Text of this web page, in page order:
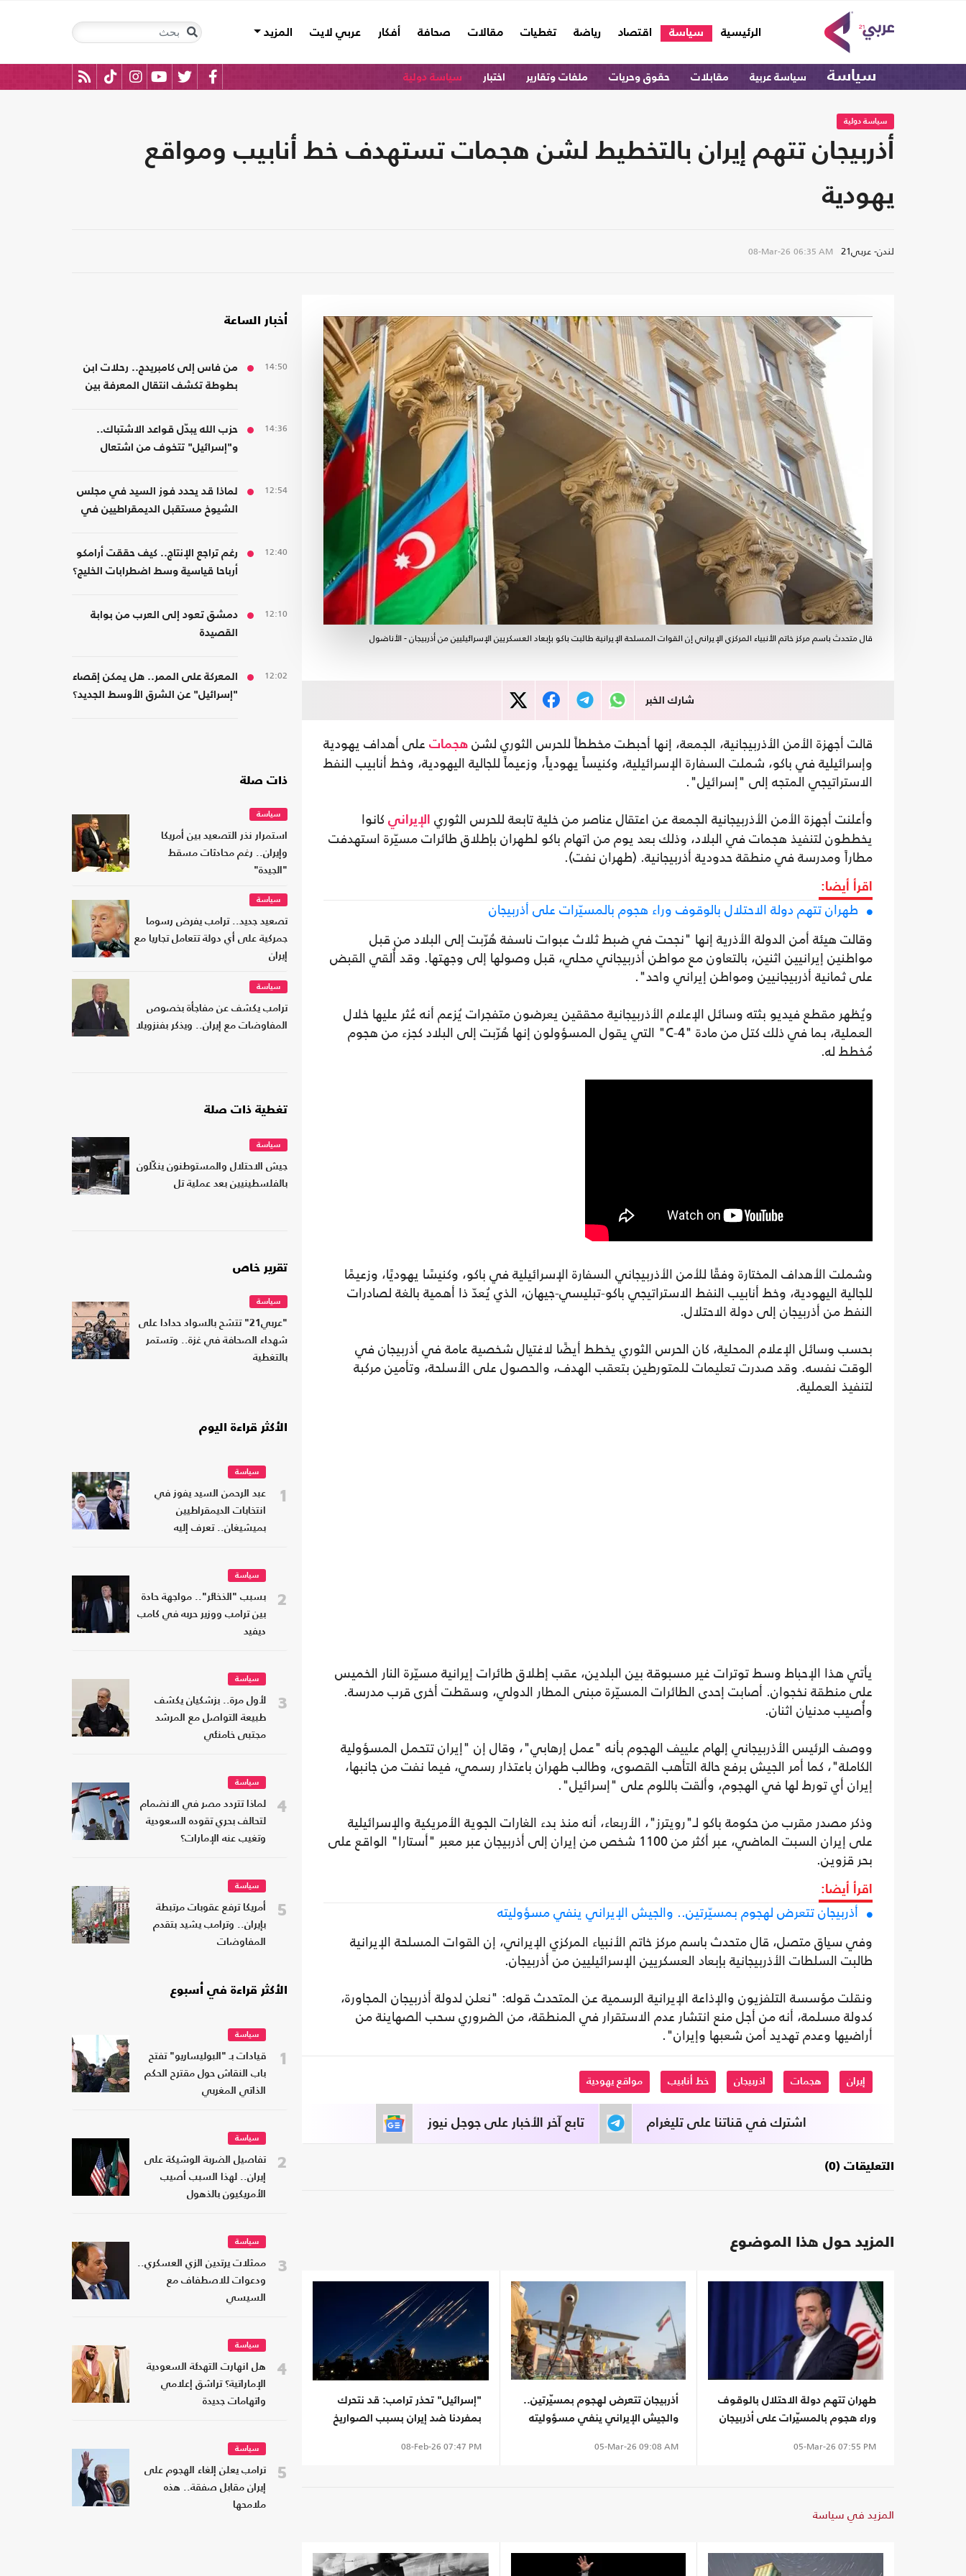
الرئيسية
(current) سياسة اقتصاد رياضة تغطيات مقالات صحافة أفكار عربي لايت المزيد
سياسة سياسة عربية مقابلات حقوق وحريات ملفات وتقارير اختبار سياسة دولية
سياسة دولية
أذربيجان تتهم إيران بالتخطيط لشن هجمات تستهدف خط أنابيب ومواقع
يهودية
لندن- عربي21 08-Mar-26 06:35 AM
قال متحدث باسم مركز خاتم الأنبياء المركزي الإيراني إن القوات المسلحة الإيرانية طالبت باكو بإبعاد العسكريين الإسرائيليين من أذربيجان - الأناضول
شارك الخبر
قالت أجهزة الأمن الأذربيجانية، الجمعة، إنها أحبطت مخططاً للحرس الثوري لشن هجمات على أهداف يهودية
وإسرائيلية في باكو، شملت السفارة الإسرائيلية، وكنيساً يهودياً، وزعيماً للجالية اليهودية، وخط أنابيب النفط
الاستراتيجي المتجه إلى "إسرائيل".
وأعلنت أجهزة الأمن الأذربيجانية الجمعة عن اعتقال عناصر من خلية تابعة للحرس الثوري
الإيراني كانوا
يخططون لتنفيذ هجمات في البلاد، وذلك بعد يوم من اتهام باكو لطهران بإطلاق طائرات مسيّرة استهدفت
مطاراً ومدرسة في منطقة حدودية أذربيجانية. (طهران نفت).
اقرأ أيضا:
طهران تتهم دولة الاحتلال بالوقوف وراء هجوم بالمسيّرات على أذربيجان
وقالت هيئة أمن الدولة الأذرية إنها "نجحت في ضبط ثلاث عبوات ناسفة هُرّبت إلى البلاد من قبل
مواطنين إيرانيين اثنين، بالتعاون مع مواطن أذربيجاني محلي، قبل وصولها إلى وجهتها. وقد أُلقي القبض
على ثمانية أذربيجانيين ومواطن إيراني واحد".
ويُظهر مقطع فيديو بثته وسائل الإعلام الأذربيجانية محققين يعرضون متفجرات يُزعم أنه عُثر عليها خلال
العملية، بما في ذلك كتل من مادة "C-4" التي يقول المسؤولون إنها هُرّبت إلى البلاد كجزء من هجوم
مُخطط له.
وشملت الأهداف المختارة وفقًا للأمن الأذربيجاني السفارة الإسرائيلية في باكو، وكنيسًا يهوديًا، وزعيمًا
للجالية اليهودية، وخط أنابيب النفط الاستراتيجي باكو-تبليسي-جيهان، الذي يُعدّ ذا أهمية بالغة لصادرات
النفط من أذربيجان إلى دولة الاحتلال.
بحسب وسائل الإعلام المحلية، كان الحرس الثوري يخطط أيضًا لاغتيال شخصية عامة في أذربيجان في
الوقت نفسه. وقد صدرت تعليمات للمتورطين بتعقب الهدف، والحصول على الأسلحة، وتأمين مركبة
لتنفيذ العملية.
يأتي هذا الإحباط وسط توترات غير مسبوقة بين البلدين، عقب إطلاق طائرات إيرانية مسيّرة النار الخميس
على منطقة نخجوان. أصابت إحدى الطائرات المسيّرة مبنى المطار الدولي، وسقطت أخرى قرب مدرسة.
وأُصيب مدنيان اثنان.
ووصف الرئيس الأذربيجاني إلهام علييف الهجوم بأنه "عمل إرهابي"، وقال إن "إيران تتحمل المسؤولية
الكاملة"، كما أمر الجيش برفع حالة التأهب القصوى، وطالب طهران باعتذار رسمي، فيما نفت من جانبها،
إيران أي تورط لها في الهجوم، وألقت باللوم على "إسرائيل".
وذكر مصدر مقرب من حكومة باكو لـ"رويترز"، الأربعاء، أنه منذ بدء الغارات الجوية الأمريكية والإسرائيلية
على إيران السبت الماضي، عبر أكثر من 1100 شخص من إيران إلى أذربيجان عبر معبر "أستارا" الواقع على
بحر قزوين.
اقرأ أيضا:
أذربيجان تتعرض لهجوم بمسيّرتين.. والجيش الإيراني ينفي مسؤوليته
وفي سياق متصل، قال متحدث باسم مركز خاتم الأنبياء المركزي الإيراني، إن القوات المسلحة الإيرانية
طالبت السلطات الأذربيجانية بإبعاد العسكريين الإسرائيليين من أذربيجان.
ونقلت مؤسسة التلفزيون والإذاعة الإيرانية الرسمية عن المتحدث قوله: "نعلن لدولة أذربيجان المجاورة،
كدولة مسلمة، أنه من أجل منع انتشار عدم الاستقرار في المنطقة، من الضروري سحب الصهاينة من
أراضيها وعدم تهديد أمن شعبها وإيران".
إيران هجمات اذربيجان خط أنابيب مواقع يهودية
تابع آخر الأخبار على جوجل نيوز اشترك في قناتنا على تليغرام
التعليقات (0)
المزيد حول هذا الموضوع
طهران تتهم دولة الاحتلال بالوقوف
وراء هجوم بالمسيّرات على أذربيجان
05-Mar-26 07:55 PM
أذربيجان تتعرض لهجوم بمسيّرتين..
والجيش الإيراني ينفي مسؤوليته
05-Mar-26 09:08 AM
"إسرائيل" تحذر ترامب: قد نتحرك
بمفردنا ضد إيران بسبب الصواريخ
08-Feb-26 07:47 PM
المزيد في سياسة
أخبار الساعة
14:50
من فاس إلى كامبريدج.. رحلات ابن
بطوطة تكشف انتقال المعرفة بين
14:36
حزب الله يبدّل قواعد الاشتباك..
و"إسرائيل" تتخوف من اشتعال
12:54
لماذا قد يحدد فوز السيد في مجلس
الشيوخ مستقبل الديمقراطيين في
12:40
رغم تراجع الإنتاج.. كيف حققت أرامكو
أرباحا قياسية وسط اضطرابات الخليج؟
12:10
دمشق تعود إلى العرب من بوابة
القصيدة
12:02
المعركة على الممر.. هل يمكن إقصاء
"إسرائيل" عن الشرق الأوسط الجديد؟
ذات صلة
سياسة
استمرار نذر التصعيد بين أمريكا
وإيران.. رغم محادثات مسقط
"الجيدة"
سياسة
تصعيد جديد.. ترامب يفرض رسوما
جمركية على أي دولة تتعامل تجاريا مع
إيران
سياسة
ترامب يكشف عن مفاجأة بخصوص
المفاوضات مع إيران.. ويذكر بفنزويلا
تغطية ذات صلة
سياسة
جيش الاحتلال والمستوطنون ينكّلون
بالفلسطينيين بعد عملية تل
تقرير خاص
سياسة
"عربي21" تتشح بالسواد حدادا على
شهداء الصحافة في غزة.. وتستمر
بالتغطية
الأكثر قراءة اليوم
1
سياسة
عبد الرحمن السيد يفوز في
انتخابات الديمقراطيين
بميشيغان.. تعرف إليه
2
سياسة
بسبب "الذخائر".. مواجهة حادة
بين ترامب ووزير حربه في كامب
ديفيد
3
سياسة
لأول مرة.. بزشكيان يكشف
طبيعة التواصل مع المرشد
مجتبى خامنئي
4
سياسة
لماذا تتردد مصر في الانضمام
لتحالف بحري تقوده السعودية
وتغيب عنه الإمارات؟
5
سياسة
أمريكا ترفع عقوبات مرتبطة
بإيران.. وترامب يشيد بتقدم
المفاوضات
الأكثر قراءة في أسبوع
1
سياسة
قيادات بـ "البوليساريو" تفتح
باب النقاش حول مقترح الحكم
الذاتي المغربي
2
سياسة
تفاصيل الضربة الوشيكة على
إيران.. لهذا السبب أصيب
الأمريكيون بالذهول
3
سياسة
ممثلات يرتدين الزي العسكري..
ودعوات للاصطفاف مع
السيسي
4
سياسة
هل انهارت التهدئة السعودية
الإماراتية؟ تراشق إعلامي
واتهامات جديدة
5
سياسة
ترامب يعلن إلغاء الهجوم على
إيران مقابل صفقة.. هذه
ملامحها